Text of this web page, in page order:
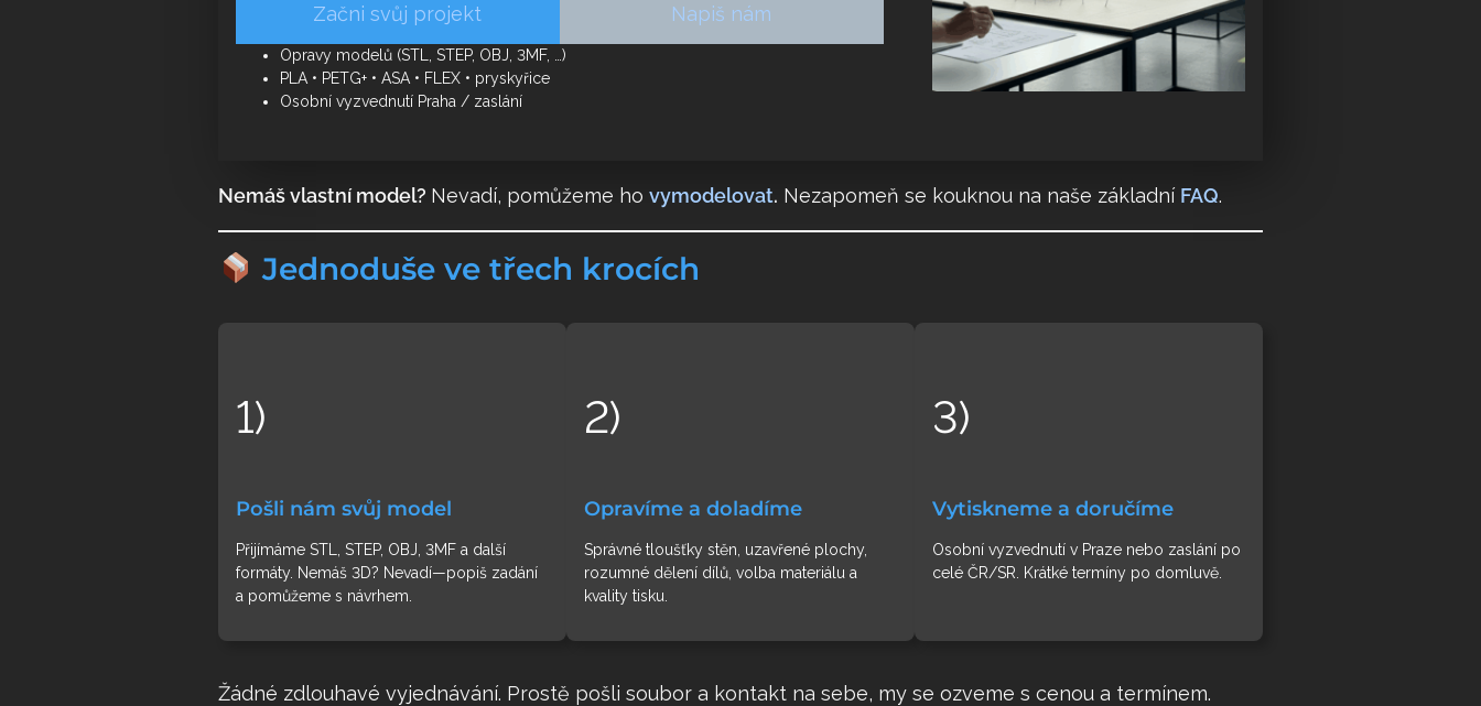
Začni svůj projekt Napiš nám
Opravy modelů (STL, STEP, OBJ, 3MF, …)
PLA • PETG+ • ASA • FLEX • pryskyřice
Osobní vyzvednutí Praha / zaslání
Nemáš vlastní model? Nevadí, pomůžeme ho vymodelovat. Nezapomeň se kouknou na naše základní FAQ.
Jednoduše ve třech krocích
1)
Pošli nám svůj model
Přijímáme STL, STEP, OBJ, 3MF a další
formáty. Nemáš 3D? Nevadí—popiš zadání
a pomůžeme s návrhem.
2)
Opravíme a doladíme
Správné tloušťky stěn, uzavřené plochy,
rozumné dělení dílů, volba materiálu a
kvality tisku.
3)
Vytiskneme a doručíme
Osobní vyzvednutí v Praze nebo zaslání po
celé ČR/SR. Krátké termíny po domluvě.
Žádné zdlouhavé vyjednávání. Prostě pošli soubor a kontakt na sebe, my se ozveme s cenou a termínem.